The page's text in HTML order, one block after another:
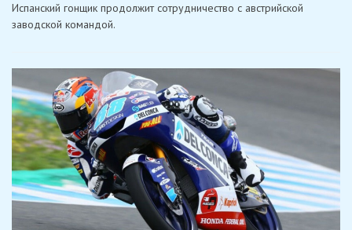
Пол
Испанский гонщик продолжит сотрудничество с австрийской
заводской командой.